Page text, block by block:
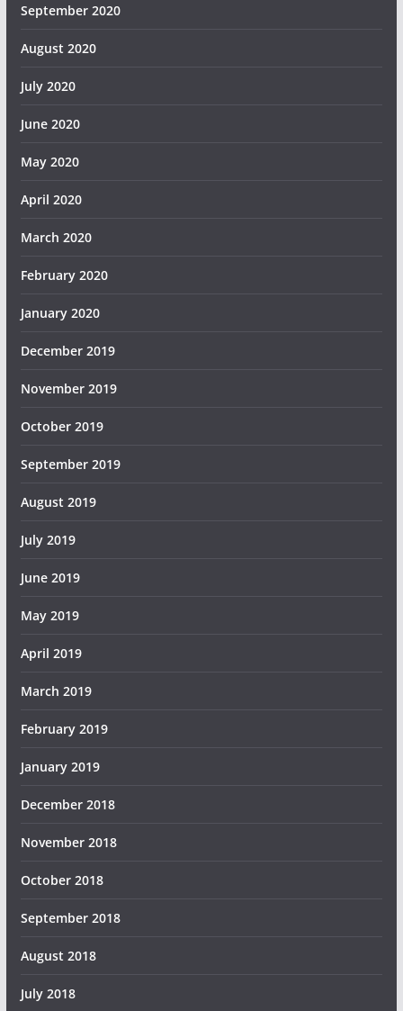
September 2020
August 2020
July 2020
June 2020
May 2020
April 2020
March 2020
February 2020
January 2020
December 2019
November 2019
October 2019
September 2019
August 2019
July 2019
June 2019
May 2019
April 2019
March 2019
February 2019
January 2019
December 2018
November 2018
October 2018
September 2018
August 2018
July 2018